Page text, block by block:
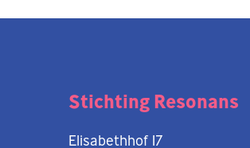
Stichting Resonans
Elisabethhof 17